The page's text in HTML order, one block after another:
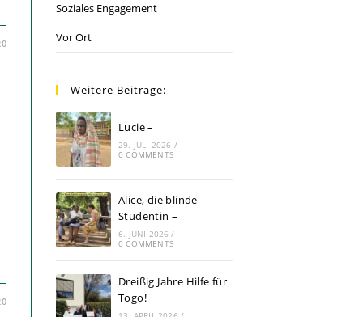
Soziales Engagement
Vor Ort
Weitere Beiträge:
Lucie –
29. JULI 2026 /
0 COMMENTS
Alice, die blinde
Studentin –
6. JUNI 2026 /
0 COMMENTS
Dreißig Jahre Hilfe für
Togo!